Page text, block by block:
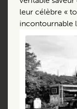
leur célèbre «
incontournable